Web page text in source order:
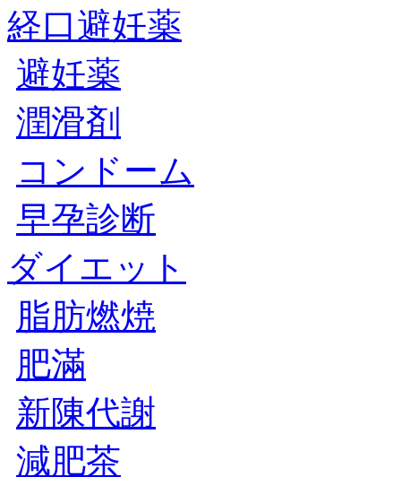
経口避妊薬
避妊薬
潤滑剤
コンドーム
早孕診断
ダイエット
脂肪燃焼
肥滿
新陳代謝
減肥茶